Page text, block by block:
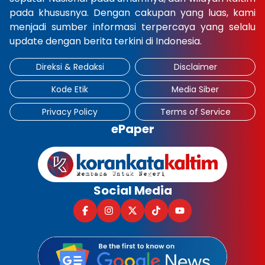
×
pada khususnya. Dengan cakupan yang luas, kami
menjadi sumber informasi terpercaya yang selalu
update dengan berita terkini di Indonesia.
Direksi & Redaksi
Disclaimer
Kode Etik
Media Siber
Privacy Policy
Terms of Service
ePaper
Social Media